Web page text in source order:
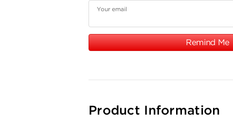
Your email
Remind Me
Product Information